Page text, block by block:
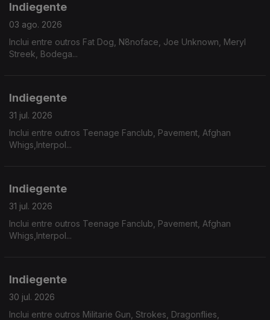
Indiegente
03 ago. 2026
Inclui entre outros Fat Dog, N8noface, Joe Unknown, Meryl
Streek, Bodega...
Indiegente
31 jul. 2026
Inclui entre outros Teenage Fanclub, Pavement, Afghan
Whigs,Interpol...
Indiegente
31 jul. 2026
Inclui entre outros Teenage Fanclub, Pavement, Afghan
Whigs,Interpol...
Indiegente
30 jul. 2026
Inclui entre outros Militarie Gun, Strokes, Dragonflies,